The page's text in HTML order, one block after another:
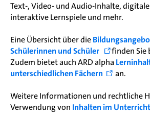
Text-, Video- und Audio-Inhalte,
interaktive Lernspiele und mehr.
Eine Übersicht über die
Schülerinnen und Schüler
finden Sie
Zudem bietet auch ARD alpha
unterschiedlichen Fächern
an.
Weitere Informationen und rechtliche
Verwendung von Inhalten im Unterricht